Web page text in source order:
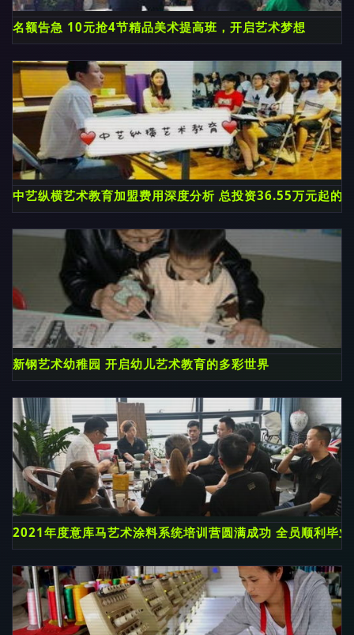
名额告急 10元抢4节精品美术提高班，开启艺术梦想
中艺纵横艺术教育加盟费用深度分析 总投资36.55万元起的
新钢艺术幼稚园 开启幼儿艺术教育的多彩世界
2021年度意库马艺术涂料系统培训营圆满成功 全员顺利毕